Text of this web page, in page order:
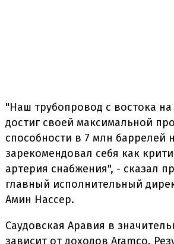
"Наш трубопровод с востока
достиг своей максимальной
способности в 7 млн баррелей
зарекомендовал себя как
артерия снабжения", - сказал
главный исполнительный
Амин Нассер.
Саудовская Аравия в
зависит от доходов Aramco.